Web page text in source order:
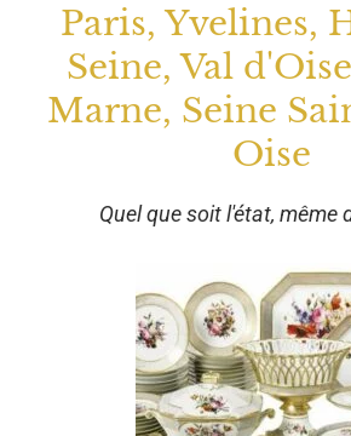
Paris, Yvelines,
Seine, Val
Marne, Seine
Oise
Quel que soit l'état, même